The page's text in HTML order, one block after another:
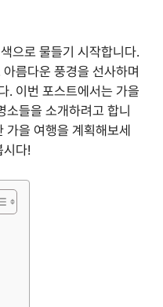
으로 물들기 시작합니다.
름다운 풍경을 선사하며
. 이번 포스트에서는 가을
소들을 소개하려고 합니
가을 여행을 계획해보세
시다!